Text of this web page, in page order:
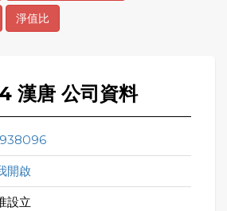
淨值比
漢唐 公司資料
開啟
設立